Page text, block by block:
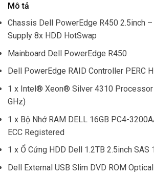
Mô tả
Chassis Dell PowerEdge R450 2.5inch
Supply 8x HDD HotSwap
Mainboard Dell PowerEdge R450
Dell PowerEdge RAID Controller PERC
1 x Intel® Xeon® Silver 4310 Processor
GHz)
1 x Bộ Nhớ RAM DELL 16GB PC4-
ECC Registered
1 x Ổ Cứng HDD Dell 1.2TB 2.5inch SAS
Dell External USB Slim DVD ROM